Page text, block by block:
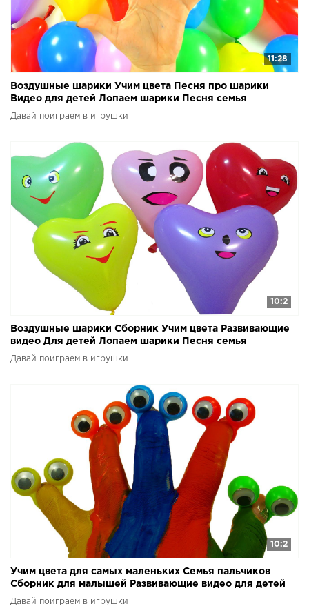
11:28
Воздушные шарики Учим цвета Песня про шарики
Видео для детей Лопаем шарики Песня семья
пальчиков
Давай поиграем в игрушки
10:2
Воздушные шарики Сборник Учим цвета Развивающие
видео Для детей Лопаем шарики Песня семья
пальчиков
Давай поиграем в игрушки
10:2
Учим цвета для самых маленьких Семья пальчиков
Сборник для малышей Развивающие видео для детей
Давай поиграем в игрушки